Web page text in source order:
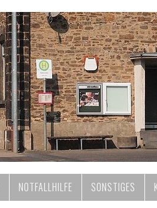
NOTFALLHILFE SONSTIGES